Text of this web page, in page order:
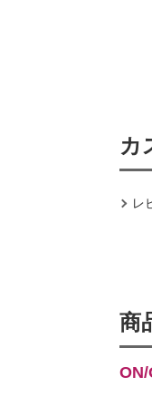
カ
レ
商
ON/